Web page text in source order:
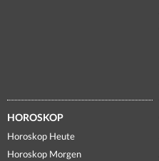
HOROSKOP
Horoskop Heute
Horoskop Morgen